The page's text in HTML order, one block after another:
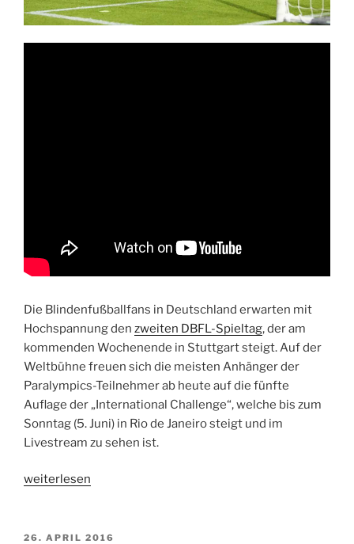
Die Blindenfußballfans in Deutschland erwarten mit
Hochspannung den zweiten DBFL-Spieltag, der am
kommenden Wochenende in Stuttgart steigt. Auf der
Weltbühne freuen sich die meisten Anhänger der
Paralympics-Teilnehmer ab heute auf die fünfte
Auflage der „International Challenge“, welche bis zum
Sonntag (5. Juni) in Rio de Janeiro steigt und im
Livestream zu sehen ist.
„Paralympics-
Zuckerhut“
weiterlesen
VERÖFFENTLICHT
26. APRIL 2016